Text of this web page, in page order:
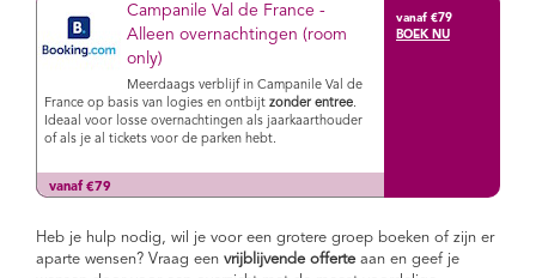
Campanile Val de France -
Alleen overnachtingen (room
only)
Meerdaags verblijf in Campanile Val de
France op basis van logies en ontbijt zonder entree.
Ideaal voor losse overnachtingen als jaarkaarthouder
of als je al tickets voor de parken hebt.
vanaf €79
vanaf €79
Heb je hulp nodig, wil je voor een grotere groep boeken of zijn er
aparte wensen? Vraag een vrijblijvende offerte aan en geef je